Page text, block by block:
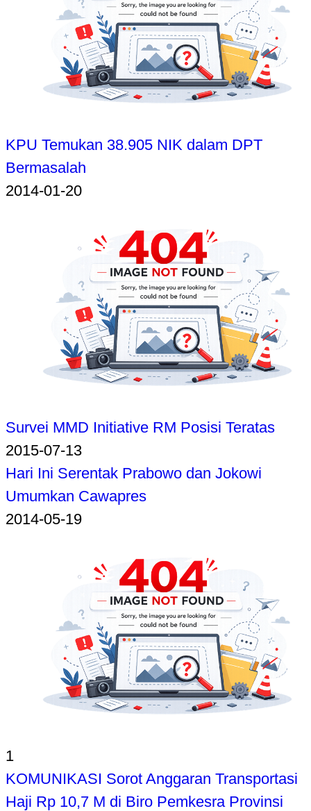
KPU Temukan 38.905 NIK dalam DPT
Bermasalah
2014-01-20
Survei MMD Initiative RM Posisi Teratas
2015-07-13
Hari Ini Serentak Prabowo dan Jokowi
Umumkan Cawapres
2014-05-19
1
KOMUNIKASI Sorot Anggaran Transportasi
Haji Rp 10,7 M di Biro Pemkesra Provinsi